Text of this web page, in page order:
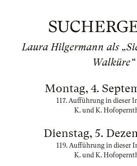
Laura Hilgermann als
Walküre“
Montag, 4.
117. Aufführung in dieser
K. und K.
Dienstag, 5.
119. Aufführung in dieser
K. und K.